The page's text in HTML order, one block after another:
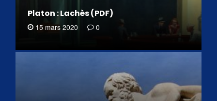
Platon : Lachès (PDF)
15 mars 2020 0